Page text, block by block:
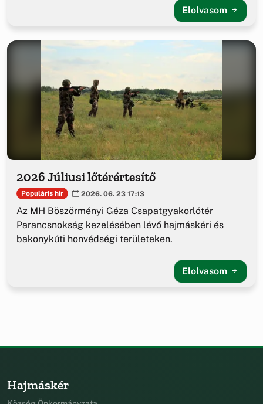
Elolvasom
2026 Júliusi lőtérértesítő
Populáris hír 2026. 06. 23 17:13
Az MH Böszörményi Géza Csapatgyakorlótér
Parancsnokság kezelésében lévő hajmáskéri és
bakonykúti honvédségi területeken.
Elolvasom
Hajmáskér